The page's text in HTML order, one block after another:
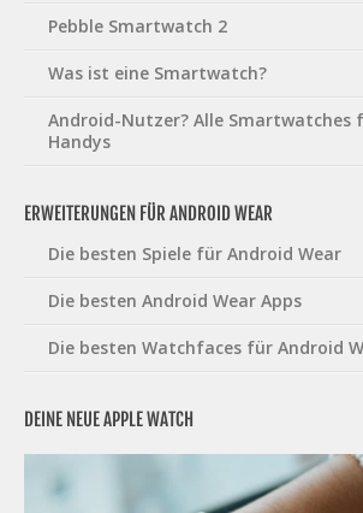
Pebble Smartwatch 2
Was ist eine Smartwatch?
Android-Nutzer? Alle Smartwatches
Handys
ERWEITERUNGEN FÜR ANDROID WEAR
Die besten Spiele für Android Wear
Die besten Android Wear Apps
Die besten Watchfaces für Android
DEINE NEUE APPLE WATCH